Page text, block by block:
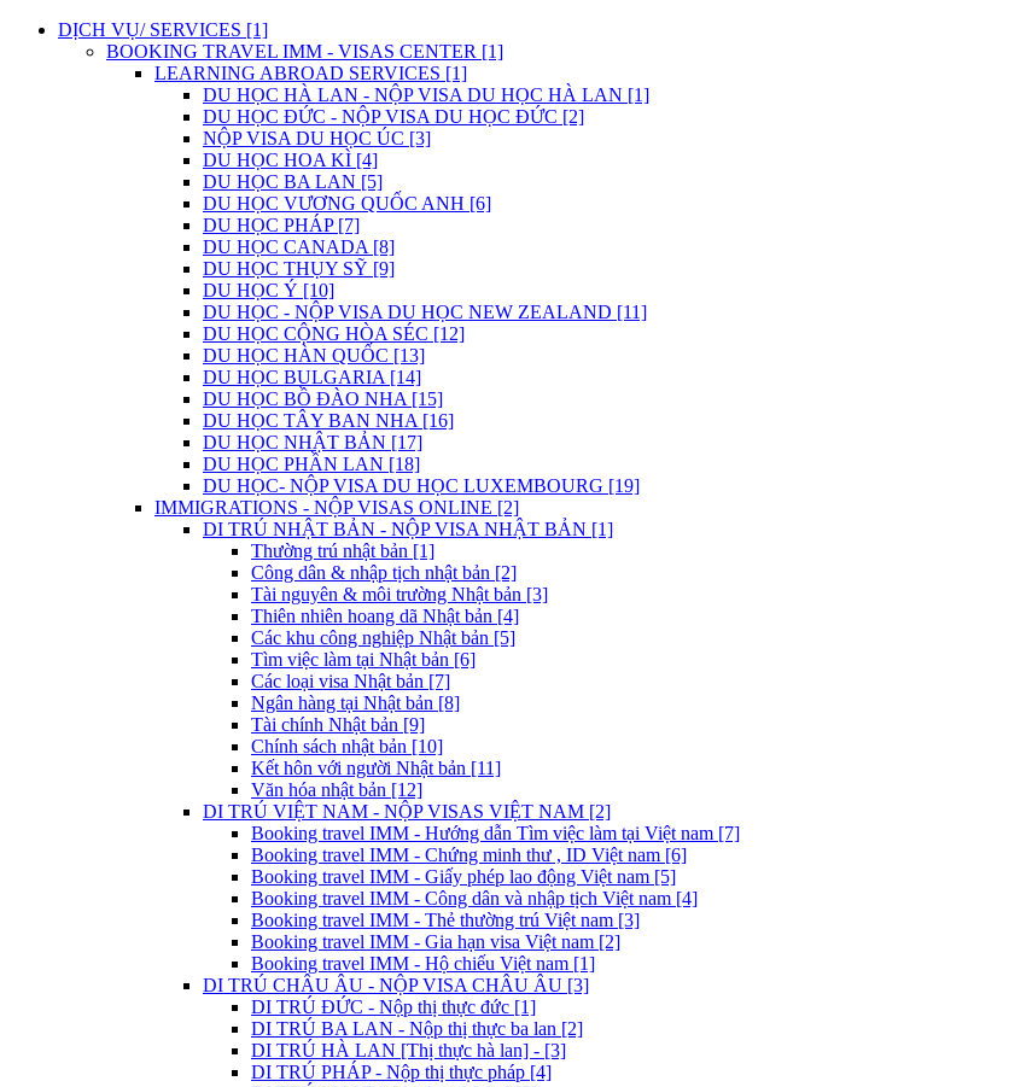
DỊCH VỤ/ SERVICES [1]
BOOKING TRAVEL IMM - VISAS CENTER [1]
LEARNING ABROAD SERVICES [1]
DU HỌC HÀ LAN - NỘP VISA DU HỌC HÀ LAN [1]
DU HỌC ĐỨC - NỘP VISA DU HỌC ĐỨC [2]
NỘP VISA DU HỌC ÚC [3]
DU HỌC HOA KÌ [4]
DU HỌC BA LAN [5]
DU HỌC VƯƠNG QUỐC ANH [6]
DU HỌC PHÁP [7]
DU HỌC CANADA [8]
DU HỌC THỤY SỸ [9]
DU HỌC Ý [10]
DU HỌC - NỘP VISA DU HỌC NEW ZEALAND [11]
DU HỌC CỘNG HÒA SÉC [12]
DU HỌC HÀN QUỐC [13]
DU HỌC BULGARIA [14]
DU HỌC BỒ ĐÀO NHA [15]
DU HỌC TÂY BAN NHA [16]
DU HỌC NHẬT BẢN [17]
DU HỌC PHẦN LAN [18]
DU HỌC- NỘP VISA DU HỌC LUXEMBOURG [19]
IMMIGRATIONS - NỘP VISAS ONLINE [2]
DI TRÚ NHẬT BẢN - NỘP VISA NHẬT BẢN [1]
Thường trú nhật bản [1]
Công dân & nhập tịch nhật bản [2]
Tài nguyên & môi trường Nhật bản [3]
Thiên nhiên hoang dã Nhật bản [4]
Các khu công nghiệp Nhật bản [5]
Tìm việc làm tại Nhật bản [6]
Các loại visa Nhật bản [7]
Ngân hàng tại Nhật bản [8]
Tài chính Nhật bản [9]
Chính sách nhật bản [10]
Kết hôn với người Nhật bản [11]
Văn hóa nhật bản [12]
DI TRÚ VIỆT NAM - NỘP VISAS VIỆT NAM [2]
Booking travel IMM - Hướng dẫn Tìm việc làm tại Việt nam [7]
Booking travel IMM - Chứng minh thư , ID Việt nam [6]
Booking travel IMM - Giấy phép lao động Việt nam [5]
Booking travel IMM - Công dân và nhập tịch Việt nam [4]
Booking travel IMM - Thẻ thường trú Việt nam [3]
Booking travel IMM - Gia hạn visa Việt nam [2]
Booking travel IMM - Hộ chiếu Việt nam [1]
DI TRÚ CHÂU ÂU - NỘP VISA CHÂU ÂU [3]
DI TRÚ ĐỨC - Nộp thị thực đức [1]
DI TRÚ BA LAN - Nộp thị thực ba lan [2]
DI TRÚ HÀ LAN [Thị thực hà lan] - [3]
DI TRÚ PHÁP - Nộp thị thực pháp [4]